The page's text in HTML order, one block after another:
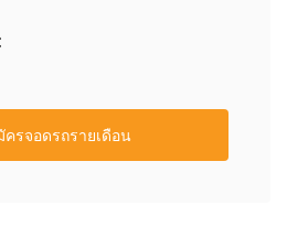
รจอดรถรายเดือน